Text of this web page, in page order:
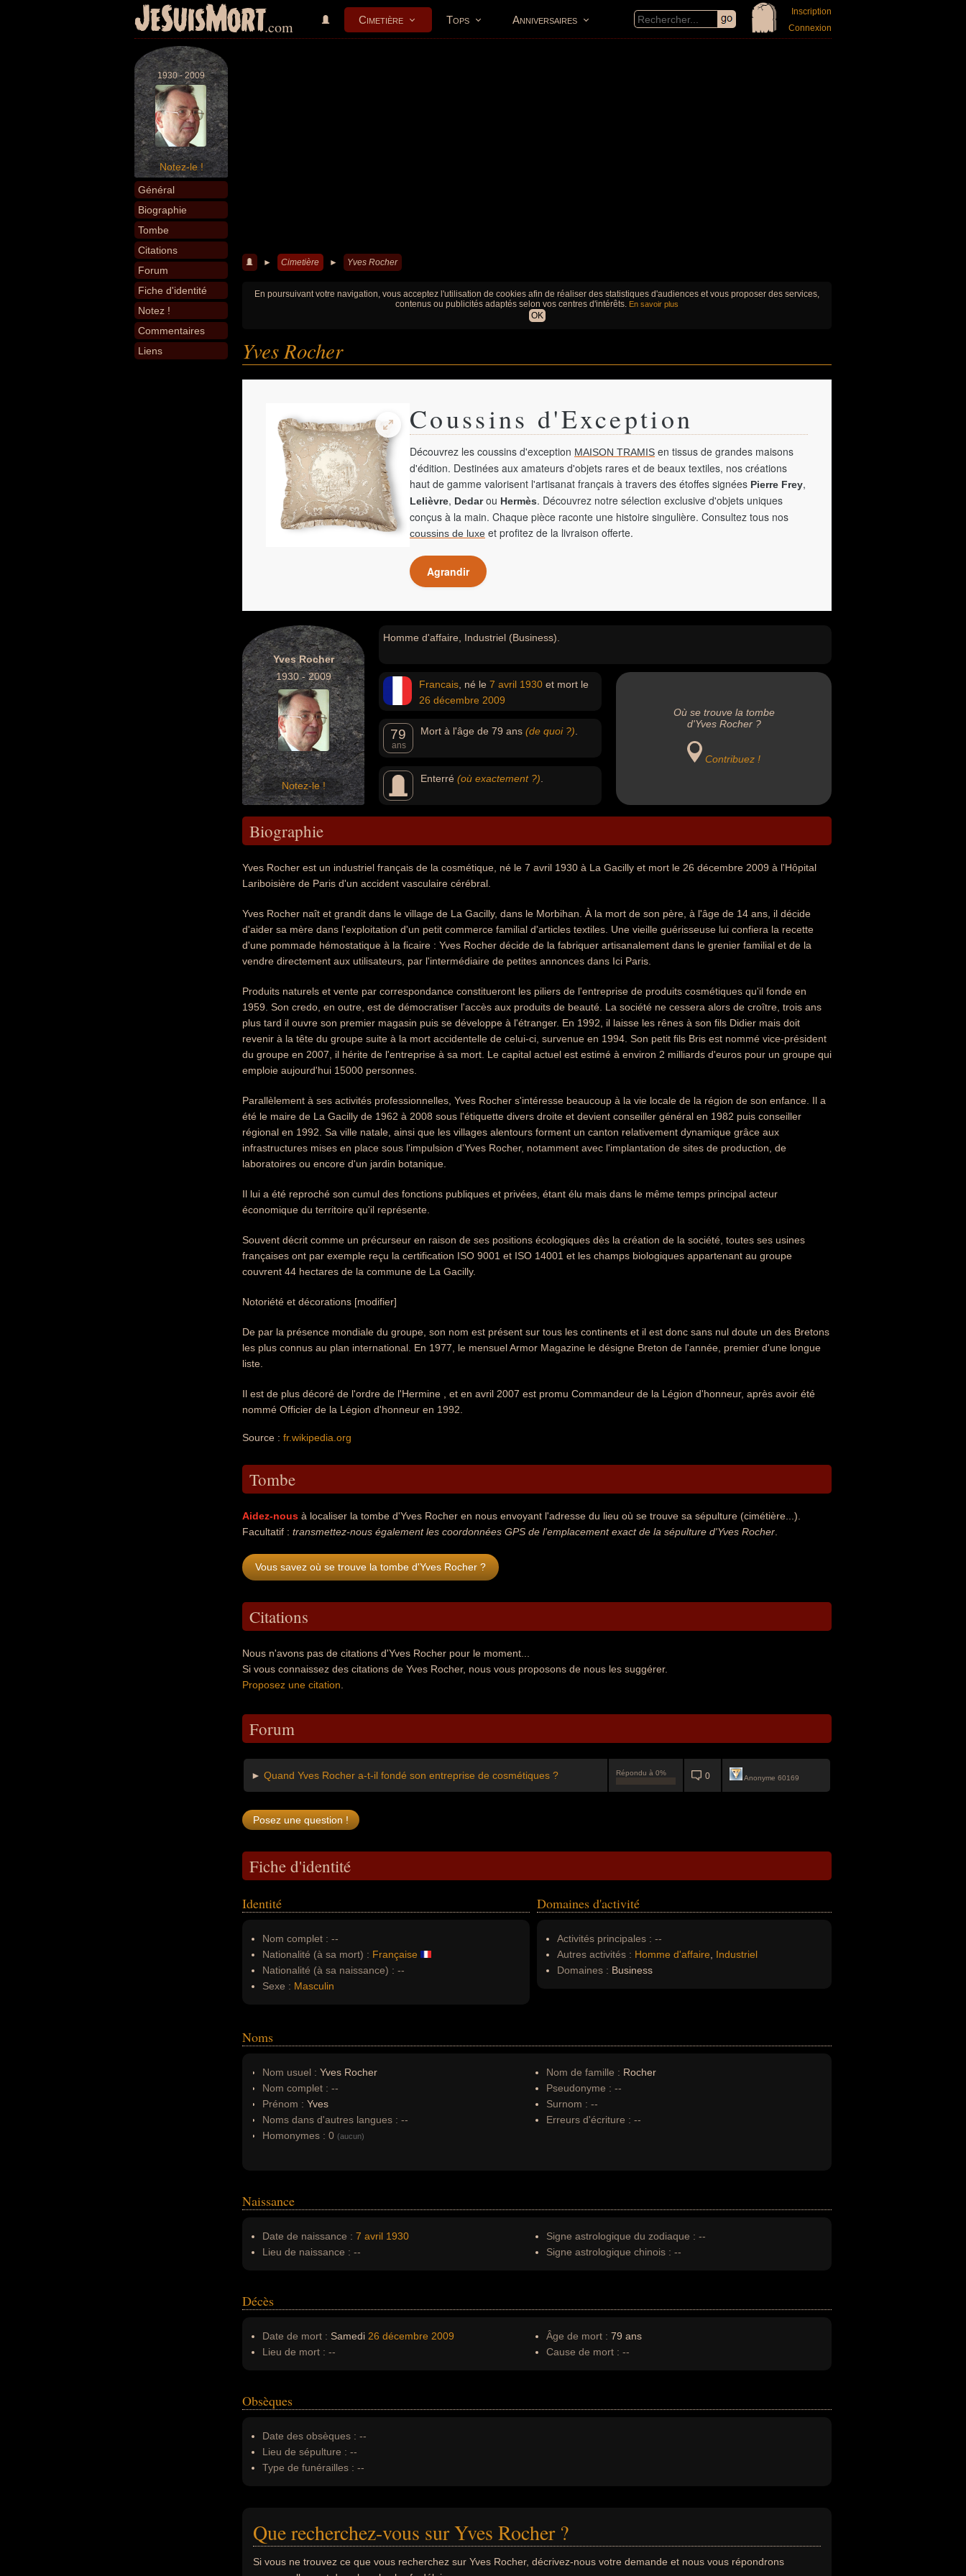
JeSuisMort.com Cimetière Tops Anniversaires
Inscription
Connexion
1930 - 2009
Notez-le !
Général
Biographie
Tombe
Citations
Forum
Fiche d'identité
Notez !
Commentaires
Liens
► Cimetière ► Yves Rocher
En poursuivant votre navigation, vous acceptez l'utilisation de cookies afin de réaliser des statistiques d'audiences et vous proposer des services,
contenus ou publicités adaptés selon vos centres d'intérêts. En savoir plus
OK
Yves Rocher
Coussins d'Exception
Découvrez les coussins d'exception MAISON TRAMIS en tissus de grandes maisons
d'édition. Destinées aux amateurs d'objets rares et de beaux textiles, nos créations
haut de gamme valorisent l'artisanat français à travers des étoffes signées Pierre Frey,
Lelièvre, Dedarou Hermès. Découvrez notre sélection exclusive d'objets uniques
conçus à la main. Chaque pièce raconte une histoire singulière. Consultez tous nos
coussins de luxe et profitez de la livraison offerte.
Agrandir
Yves Rocher
1930 - 2009
Notez-le !
Homme d'affaire, Industriel (Business).
Francais , né le 7 avril 1930 et mort le
26 décembre 2009
79
ans
Mort à l'âge de 79 ans (de quoi ?)
Enterré (où exactement ?)
Où se trouve la tombe
d'Yves Rocher ?
Contribuez !
Biographie
Yves Rocher est un industriel français de la cosmétique, né le 7 avril 1930 à La Gacilly et mort le 26 décembre 2009 à l'Hôpital
Lariboisière de Paris d'un accident vasculaire cérébral.
Yves Rocher naît et grandit dans le village de La Gacilly, dans le Morbihan. À la mort de son père, à l'âge de 14 ans, il décide
d'aider sa mère dans l'exploitation d'un petit commerce familial d'articles textiles. Une vieille guérisseuse lui confiera la recette
d'une pommade hémostatique à la ficaire : Yves Rocher décide de la fabriquer artisanalement dans le grenier familial et de la
vendre directement aux utilisateurs, par l'intermédiaire de petites annonces dans Ici Paris.
Produits naturels et vente par correspondance constitueront les piliers de l'entreprise de produits cosmétiques qu'il fonde en
1959. Son credo, en outre, est de démocratiser l'accès aux produits de beauté. La société ne cessera alors de croître, trois ans
plus tard il ouvre son premier magasin puis se développe à l'étranger. En 1992, il laisse les rênes à son fils Didier mais doit
revenir à la tête du groupe suite à la mort accidentelle de celui-ci, survenue en 1994. Son petit fils Bris est nommé vice-président
du groupe en 2007, il hérite de l'entreprise à sa mort. Le capital actuel est estimé à environ 2 milliards d'euros pour un groupe qui
emploie aujourd'hui 15000 personnes.
Parallèlement à ses activités professionnelles, Yves Rocher s'intéresse beaucoup à la vie locale de la région de son enfance. Il a
été le maire de La Gacilly de 1962 à 2008 sous l'étiquette divers droite et devient conseiller général en 1982 puis conseiller
régional en 1992. Sa ville natale, ainsi que les villages alentours forment un canton relativement dynamique grâce aux
infrastructures mises en place sous l'impulsion d'Yves Rocher, notamment avec l'implantation de sites de production, de
laboratoires ou encore d'un jardin botanique.
Il lui a été reproché son cumul des fonctions publiques et privées, étant élu mais dans le même temps principal acteur
économique du territoire qu'il représente.
Souvent décrit comme un précurseur en raison de ses positions écologiques dès la création de la société, toutes ses usines
françaises ont par exemple reçu la certification ISO 9001 et ISO 14001 et les champs biologiques appartenant au groupe
couvrent 44 hectares de la commune de La Gacilly.
Notoriété et décorations [modifier]
De par la présence mondiale du groupe, son nom est présent sur tous les continents et il est donc sans nul doute un des Bretons
les plus connus au plan international. En 1977, le mensuel Armor Magazine le désigne Breton de l'année, premier d'une longue
liste.
Il est de plus décoré de l'ordre de l'Hermine , et en avril 2007 est promu Commandeur de la Légion d'honneur, après avoir été
nommé Officier de la Légion d'honneur en 1992.
Source : fr.wikipedia.org
Tombe
Aidez-nous à localiser la tombe d'Yves Rocher en nous envoyant l'adresse du lieu où se trouve sa sépulture (cimétière...).
Facultatif : transmettez-nous également les coordonnées GPS de l'emplacement exact de la sépulture d'Yves Rocher
Vous savez où se trouve la tombe d'Yves Rocher ?
Citations
Nous n'avons pas de citations d'Yves Rocher pour le moment...
Si vous connaissez des citations de Yves Rocher, nous vous proposons de nous les suggérer.
Proposez une citation
Forum
► Quand Yves Rocher a-t-il fondé son entreprise de cosmétiques ? Répondu à 0% 0 Anonyme 60169
Fiche d'identité
Identité
Nom complet : --
Nationalité (à sa mort) : Française
Nationalité (à sa naissance) : --
Sexe : Masculin
Domaines d'activité
Activités principales : --
Autres activités : Homme d'affaire
Industriel
Domaines : Business
Noms
Nom usuel : Yves Rocher
Nom complet : --
Prénom : Yves
Noms dans d'autres langues : --
Homonymes : 0 (aucun)
Nom de famille : Rocher
Pseudonyme : --
Surnom : --
Erreurs d'écriture : --
Naissance
Date de naissance : 7 avril 1930
Lieu de naissance : --
Signe astrologique du zodiaque : --
Signe astrologique chinois : --
Décès
Date de mort : Samedi 26 décembre 2009
Lieu de mort : --
Âge de mort : 79 ans
Cause de mort : --
Obsèques
Date des obsèques : --
Lieu de sépulture : --
Type de funérailles : --
Que recherchez-vous sur Yves Rocher ?
Si vous ne trouvez ce que vous recherchez sur Yves Rocher, décrivez-nous votre demande et nous vous répondrons